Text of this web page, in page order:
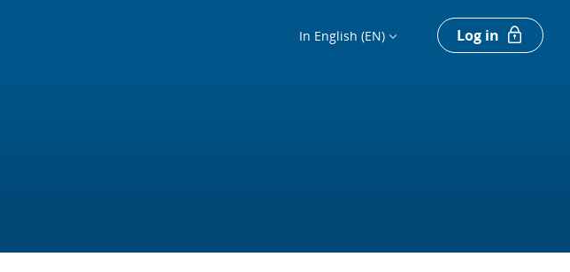
In English (EN) Log in